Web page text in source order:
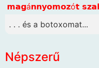
𝗺𝗮𝗴á𝗻𝗻𝘆𝗼𝗺𝗼𝘇ó𝘁
. . . és a botoxomat...
Népszerű